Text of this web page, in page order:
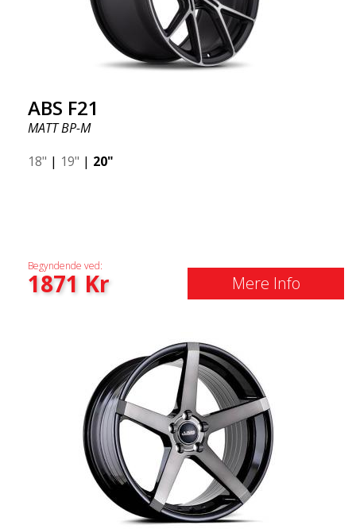
ABS F21
MATT BP-M
18" | 19" | 20"
Begyndende ved:
1871 Kr Mere Info